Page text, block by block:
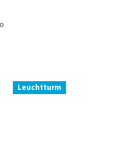
Leuchtturm